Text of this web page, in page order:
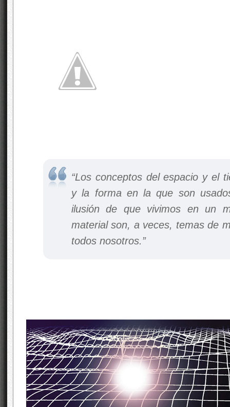
“Los conceptos del espacio y el
y la forma en la que son
ilusión de que vivimos en un
material son, a veces, temas de
todos nosotros.”